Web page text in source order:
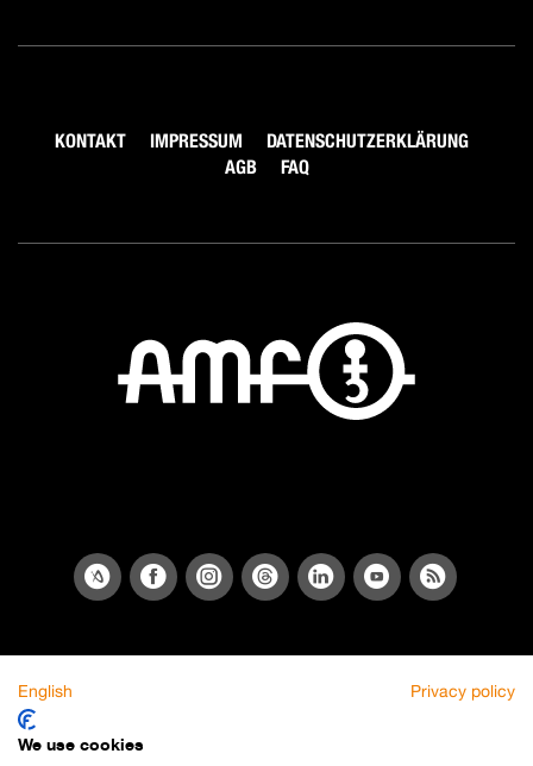
KONTAKT IMPRESSUM
DATENSCHUTZERKLÄRUNG
AGB
FAQ
English Privacy policy
We use cookies